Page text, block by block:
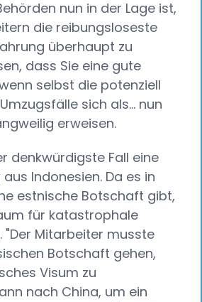
nun in der Lage ist,
die reibungsloseste
überhaupt zu
dass Sie eine gute
selbst die potenziell
sich als... nun
erweisen.
denkwürdigste Fall eine
Indonesien. Da es in
estnische Botschaft gibt,
für katastrophale
"Der Mitarbeiter musste
Botschaft gehen,
Visum zu
nach China, um ein